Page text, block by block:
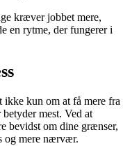
kræver jobbet mere,
en rytme, der fungerer i
ikke kun om at få mere fra
mest. Ved at
bevidst om dine grænser,
og mere nærvær.